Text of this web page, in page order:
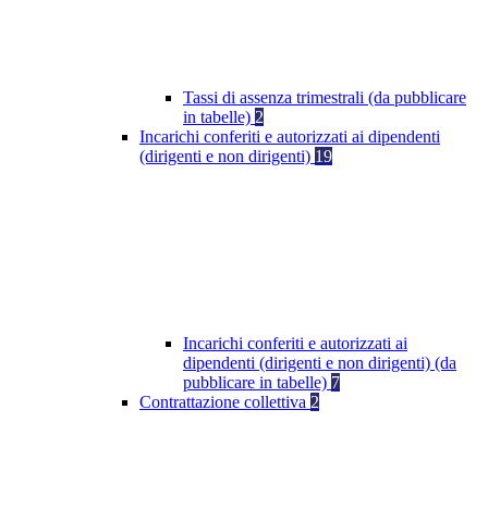
Tassi di assenza trimestrali (da pubblicare
in tabelle) 2
Incarichi conferiti e autorizzati ai dipendenti
(dirigenti e non dirigenti) 19
Incarichi conferiti e autorizzati ai
dipendenti (dirigenti e non dirigenti) (da
pubblicare in tabelle) 7
Contrattazione collettiva 2